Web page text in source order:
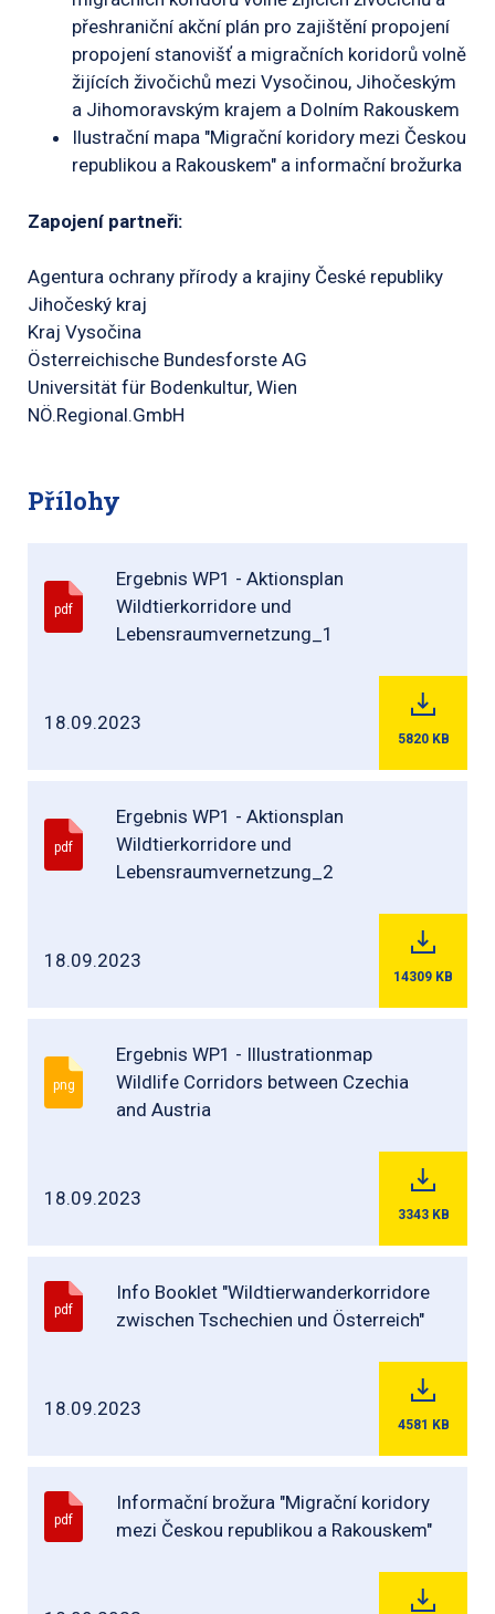
přeshraniční akční plán pro zajištění propojení
propojení stanovišť a migračních koridorů volně
žijících živočichů mezi Vysočinou, Jihočeským
a Jihomoravským krajem a Dolním Rakouskem
Ilustrační mapa "Migrační koridory mezi Českou
republikou a Rakouskem" a informační brožurka
Zapojení partneři:
Agentura ochrany přírody a krajiny České republiky
Jihočeský kraj
Kraj Vysočina
Österreichische Bundesforste AG
Universität für Bodenkultur, Wien
NÖ.Regional.GmbH
Přílohy
pdf
Ergebnis WP1 - Aktionsplan
Wildtierkorridore und
Lebensraumvernetzung_1
18.09.2023
5820 KB
pdf
Ergebnis WP1 - Aktionsplan
Wildtierkorridore und
Lebensraumvernetzung_2
18.09.2023
14309 KB
png
Ergebnis WP1 - Illustrationmap
Wildlife Corridors between Czechia
and Austria
18.09.2023
3343 KB
pdf
Info Booklet "Wildtierwanderkorridore
zwischen Tschechien und Österreich"
18.09.2023
4581 KB
pdf
Informační brožura "Migrační koridory
mezi Českou republikou a Rakouskem"